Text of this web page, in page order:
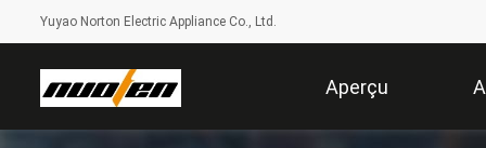
Yuyao Norton Electric Appliance Co., Ltd.
Aperçu